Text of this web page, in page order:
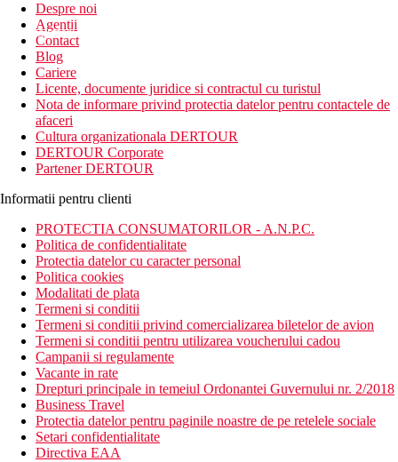
newsletter!
Despre noi
Agentii
Contact
Blog
Cariere
Licente, documente juridice si contractul cu turistul
Nota de informare privind protectia datelor pentru contactele de
afaceri
Cultura organizationala DERTOUR
DERTOUR Corporate
Partener DERTOUR
Informatii pentru clienti
PROTECTIA CONSUMATORILOR - A.N.P.C.
Politica de confidentialitate
Protectia datelor cu caracter personal
Politica cookies
Modalitati de plata
Termeni si conditii
Termeni si conditii privind comercializarea biletelor de avion
Termeni si conditii pentru utilizarea voucherului cadou
Campanii si regulamente
Vacante in rate
Drepturi principale in temeiul Ordonantei Guvernului nr. 2/2018
Business Travel
Protectia datelor pentru paginile noastre de pe retelele sociale
Setari confidentialitate
Directiva EAA